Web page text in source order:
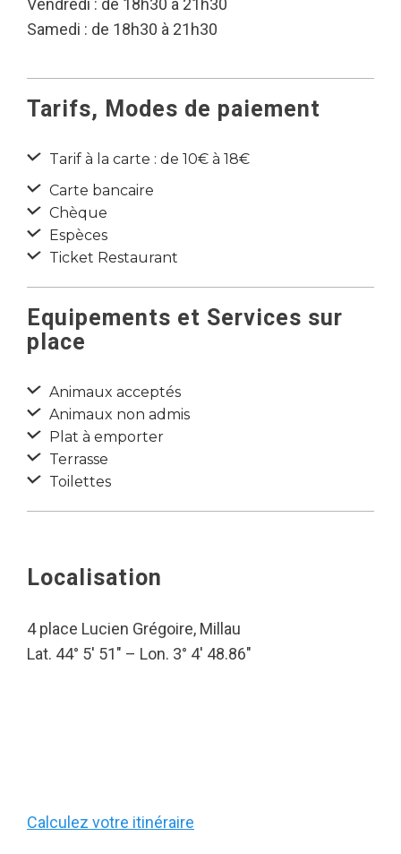
Vendredi : de 18h30 à 21h30
Samedi : de 18h30 à 21h30
Tarifs, Modes de paiement
Tarif à la carte : de 10€ à 18€
Carte bancaire
Chèque
Espèces
Ticket Restaurant
Equipements et Services sur
place
Animaux acceptés
Animaux non admis
Plat à emporter
Terrasse
Toilettes
Localisation
4 place Lucien Grégoire, Millau
Lat. 44° 5′ 51″ – Lon. 3° 4′ 48.86″
Calculez votre itinéraire